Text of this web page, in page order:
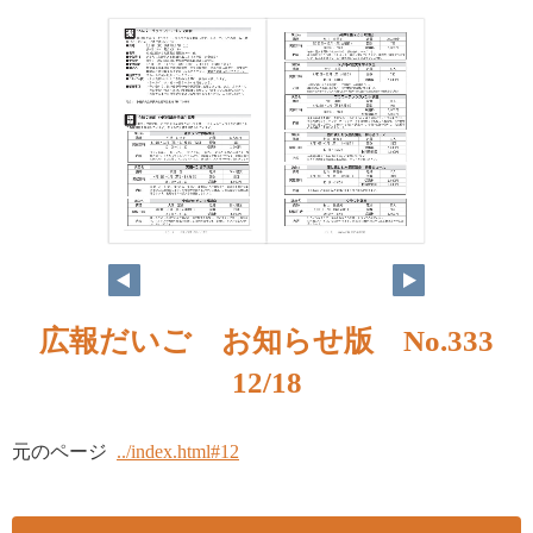
広報だいご お知らせ版 No.333
12/18
元のページ ../index.html#12